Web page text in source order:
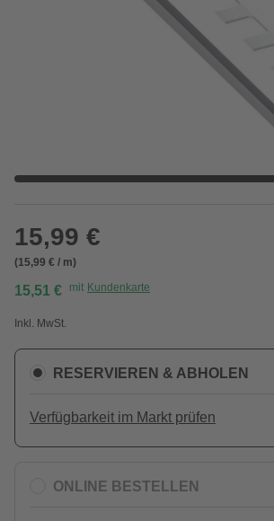
15,99 €
(15,99 € / m)
15,51 € mit Kundenkarte
Inkl. MwSt.
RESERVIEREN & ABHOLEN
Verfügbarkeit im Markt prüfen
ONLINE BESTELLEN